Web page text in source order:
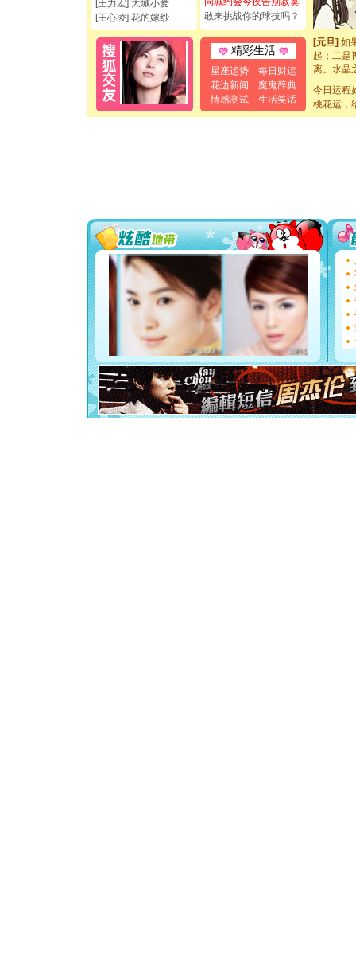
[王力宏] 大城小爱
[王心凌] 花的嫁纱
敢来挑战你的球技吗？
精彩生活
星座运势
每日财运
花边新闻
魔鬼辞典
情感测试
生活笑话
断电。爱
你是我专
[元旦] 如
起；二是
离。水晶
泣，这痛
卖了。水
[春节]风
要平安！
[圣诞节]
能正大光
都要快乐
[圣诞节]
如意,快
[元旦]
看
断电。
你是我
[元旦] 如
起；二是
离。水晶
[元旦]当
泣，这痛
卖了。水
今日运程
桃花运，